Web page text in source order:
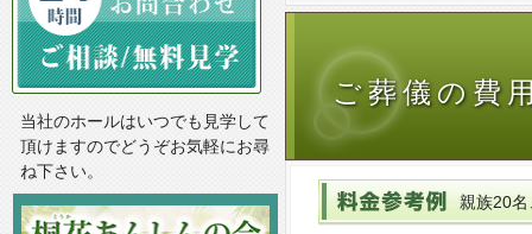
ご葬儀の費
親族20
当社のホールはいつでも見学して
頂けますのでどうぞお気軽にお尋
ね下さい。